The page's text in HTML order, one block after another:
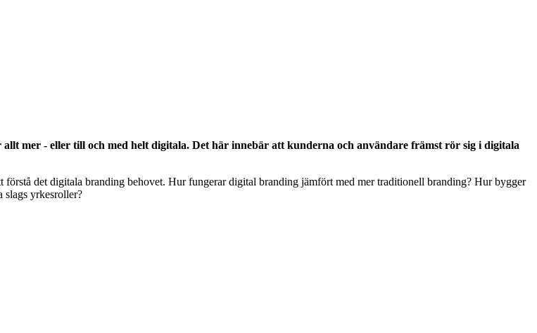
mer - eller till och med helt digitala. Det här innebär att kunderna och användare främst rör sig i digitala
det digitala branding behovet. Hur fungerar digital branding jämfört med mer traditionell branding? Hur bygger
slags yrkesroller?